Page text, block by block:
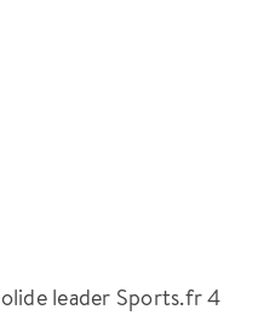
leader Sports.fr 4